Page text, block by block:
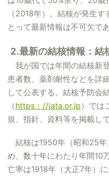
（2018年）。結核が発生
とって最新情報は不可欠であ
2.最新の結核情報：結
我が国では年間の結核新
患者数、薬剤耐性などを詳
して公表する。結核予防会
（https：//jata.or.jp）では
規、指針、資料等を掲載して
結核は1950年（昭和25年
め、数十年にわたり年間10
亡率は1918年（大正7年）に